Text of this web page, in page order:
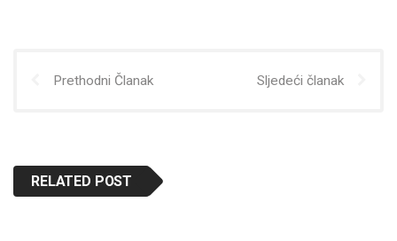
Prethodni Članak Sljedeći članak
RELATED POST